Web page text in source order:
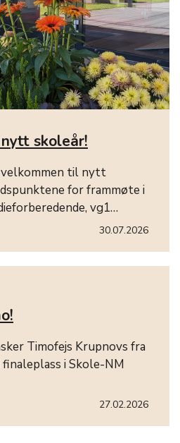
skoleår!
til nytt
for frammøte i
vg1…
30.07.2026
Timofejs Krupnovs fra
i Skole-NM
27.02.2026